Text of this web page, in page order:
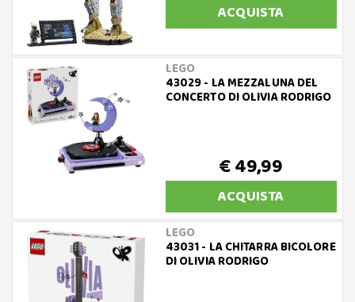
ACQUISTA
LEGO
43029 - LA MEZZALUNA DEL
CONCERTO DI OLIVIA RODRIGO
€ 49,99
ACQUISTA
LEGO
43031 - LA CHITARRA BICOLORE
DI OLIVIA RODRIGO